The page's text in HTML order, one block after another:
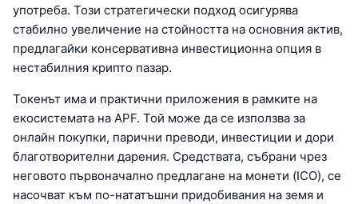
употреба. Този стратегически подход осигурява
стабилно увеличение на стойността на основния актив,
предлагайки консервативна инвестиционна опция в
нестабилния крипто пазар.
Токенът има и практични приложения в рамките на
екосистемата на APF. Той може да се използва за
онлайн покупки, парични преводи, инвестиции и дори
благотворителни дарения. Средствата, събрани чрез
неговото първоначално предлагане на монети (ICO), се
насочват към по-нататъшни придобивания на земя и